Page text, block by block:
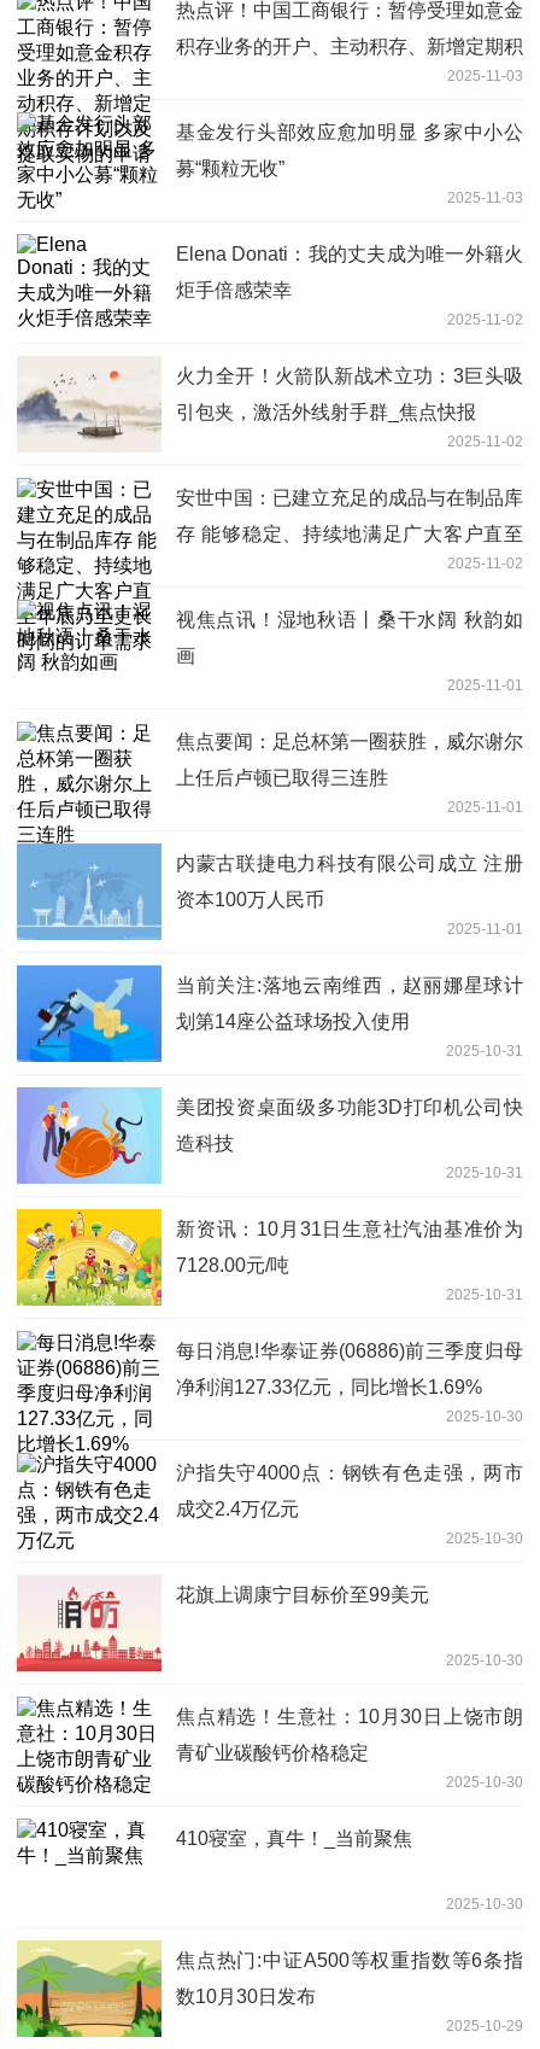
热点评！中国工商银行：暂停受理如意金
积存业务的开户、主动积存、新增定期积
2025-11-03
基金发行头部效应愈加明显 多家中小公
募“颗粒无收”
2025-11-03
Elena Donati：我的丈夫成为唯一外籍火
炬手倍感荣幸
2025-11-02
火力全开！火箭队新战术立功：3巨头吸
引包夹，激活外线射手群_焦点快报
2025-11-02
安世中国：已建立充足的成品与在制品库
存 能够稳定、持续地满足广大客户直至
2025-11-02
视焦点讯！湿地秋语丨桑干水阔 秋韵如
画
2025-11-01
焦点要闻：足总杯第一圈获胜，威尔谢尔
上任后卢顿已取得三连胜
2025-11-01
内蒙古联捷电力科技有限公司成立 注册
资本100万人民币
2025-11-01
当前关注:落地云南维西，赵丽娜星球计
划第14座公益球场投入使用
2025-10-31
美团投资桌面级多功能3D打印机公司快
造科技
2025-10-31
新资讯：10月31日生意社汽油基准价为
7128.00元/吨
2025-10-31
每日消息!华泰证券(06886)前三季度归母
净利润127.33亿元，同比增长1.69%
2025-10-30
沪指失守4000点：钢铁有色走强，两市
成交2.4万亿元
2025-10-30
花旗上调康宁目标价至99美元
2025-10-30
焦点精选！生意社：10月30日上饶市朗
青矿业碳酸钙价格稳定
2025-10-30
410寝室，真牛！_当前聚焦
2025-10-30
焦点热门:中证A500等权重指数等6条指
数10月30日发布
2025-10-29